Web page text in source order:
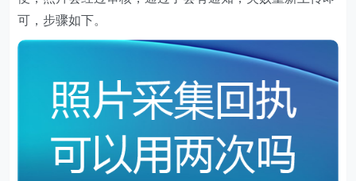
可，步骤如下。